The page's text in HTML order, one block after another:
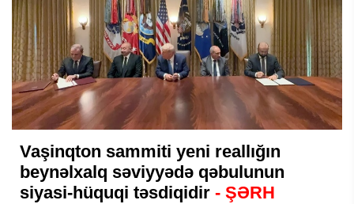
Vaşinqton sammiti yeni reallığın
beynəlxalq səviyyədə qəbulunun
siyasi-hüquqi təsdiqidir - ŞƏRH